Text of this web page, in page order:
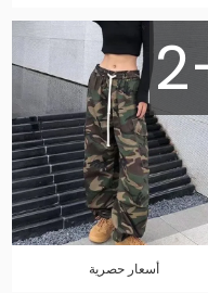
أسعار حصرية